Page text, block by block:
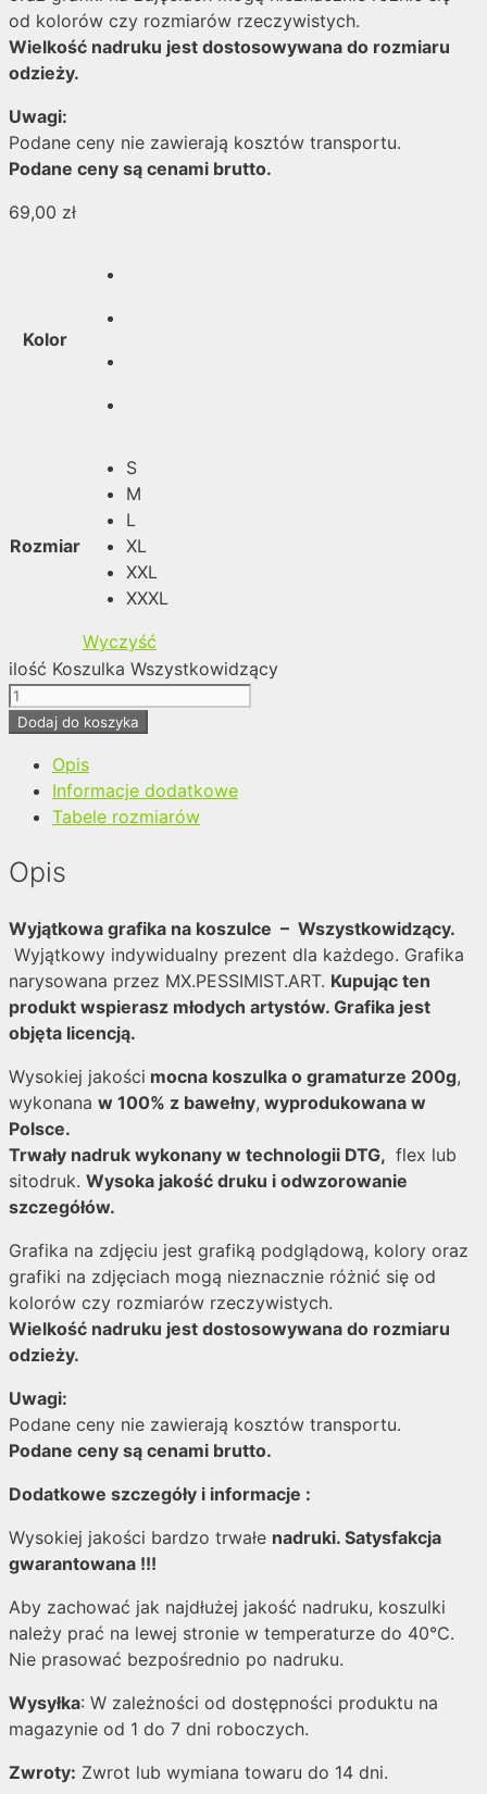
od kolorów czy rozmiarów rzeczywistych.
Wielkość nadruku jest dostosowywana do rozmiaru
odzieży.
Uwagi:
Podane ceny nie zawierają kosztów transportu.
Podane ceny są cenami brutto.
69,00 zł
Kolor
Rozmiar
S
M
L
XL
XXL
XXXL
Wyczyść
ilość Koszulka Wszystkowidzący
Dodaj do koszyka
Opis
Informacje dodatkowe
Tabele rozmiarów
Opis
Wyjątkowa grafika na koszulce – Wszystkowidzący.
Wyjątkowy indywidualny prezent dla każdego. Grafika
narysowana przez MX.PESSIMIST.ART. Kupując ten
produkt wspierasz młodych artystów. Grafika jest
objęta licencją.
Wysokiej jakości mocna koszulka o gramaturze 200g,
wykonana w 100% z bawełny, wyprodukowana w
Polsce.
Trwały nadruk wykonany w technologii DTG, flex lub
sitodruk. Wysoka jakość druku i odwzorowanie
szczegółów.
Grafika na zdjęciu jest grafiką podglądową, kolory oraz
grafiki na zdjęciach mogą nieznacznie różnić się od
kolorów czy rozmiarów rzeczywistych.
Wielkość nadruku jest dostosowywana do rozmiaru
odzieży.
Uwagi:
Podane ceny nie zawierają kosztów transportu.
Podane ceny są cenami brutto.
Dodatkowe szczegóły i informacje :
Wysokiej jakości bardzo trwałe nadruki. Satysfakcja
gwarantowana !!!
Aby zachować jak najdłużej jakość nadruku, koszulki
należy prać na lewej stronie w temperaturze do 40°C.
Nie prasować bezpośrednio po nadruku.
Wysyłka: W zależności od dostępności produktu na
magazynie od 1 do 7 dni roboczych.
Zwroty: Zwrot lub wymiana towaru do 14 dni.